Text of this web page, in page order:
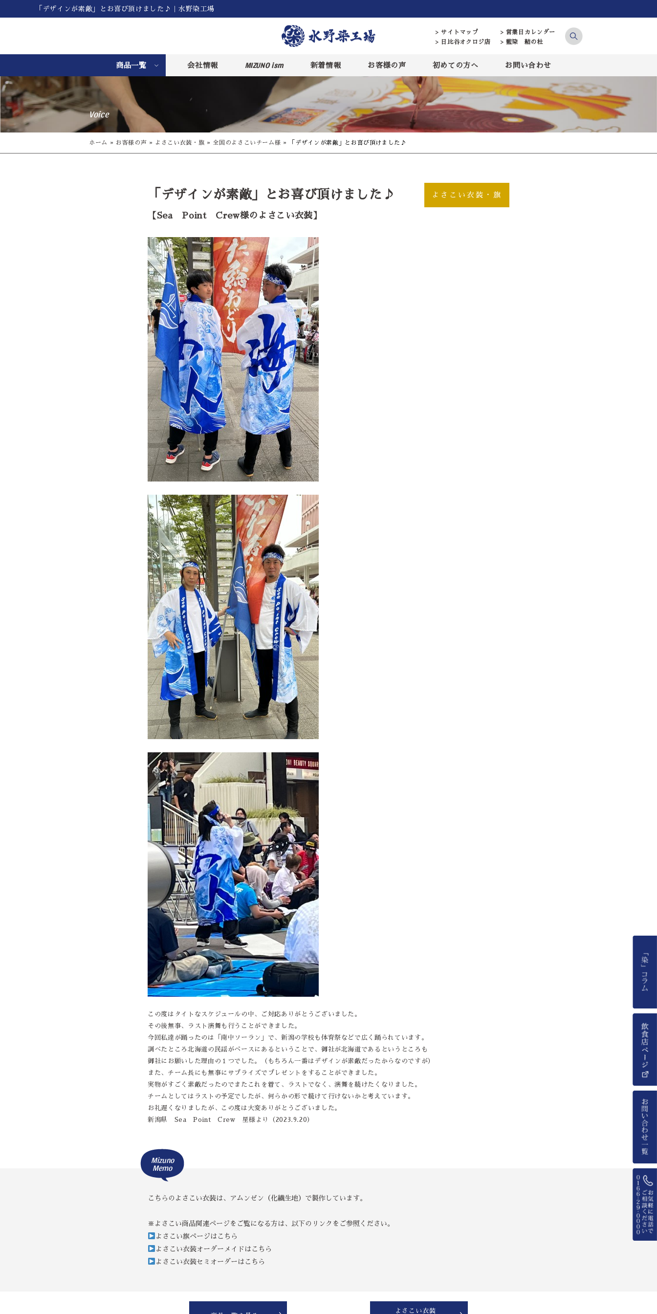
「デザインが素敵」とお喜び頂けました♪｜水野染工場
> サイトマップ
> 営業日カレンダー
> 日比谷オクロジ店
> 藍染 結の杜
商品一覧 会社情報 MIZUNO ism 新着情報 お客様の声 初めての方へ お問い合わせ
Voice
ホーム » お客様の声 » よさこい衣装・旗 » 全国のよさこいチーム様 » 「デザインが素敵」とお喜び頂けました♪
「デザインが素敵」とお喜び頂けました♪ よさこい衣装・旗
【Sea Point Crew様のよさこい衣装】
この度はタイトなスケジュールの中、ご対応ありがとうございました。
その後無事、ラスト演舞も行うことができました。
今回私達が踊ったのは「南中ソーラン」で、新潟の学校も体育祭などで広く踊られています。
調べたところ北海道の民謡がベースにあるということで、御社が北海道であるというところも
御社にお願いした理由の１つでした。（もちろん一番はデザインが素敵だったからなのですが）
また、チーム長にも無事にサプライズでプレゼントをすることができました。
実物がすごく素敵だったのでまたこれを着て、ラストでなく、演舞を続けたくなりました。
チームとしてはラストの予定でしたが、何らかの形で続けて行けないかと考えています。
お礼遅くなりましたが、この度は大変ありがとうございました。
新潟県 Sea Point Crew 星様より（2023.9.20）
こちらのよさこい衣装は、アムンゼン（化繊生地）で製作しています。
※よさこい商品関連ページをご覧になる方は、以下のリンクをご参照ください。
よさこい旗ページはこちら
よさこい衣装オーダーメイドはこちら
よさこい衣装セミオーダーはこちら
Mizuno
Memo
よさこい衣装